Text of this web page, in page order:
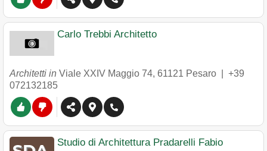
Carlo Trebbi Architetto
Architetti in Viale XXIV Maggio 74, 61121 Pesaro
+39
072132185
Studio di Architettura Pradarelli Fabio